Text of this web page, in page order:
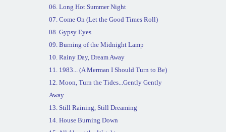
06. Long Hot Summer Night
07. Come On (Let the Good Times Roll)
08. Gypsy Eyes
09. Burning of the Midnight Lamp
10. Rainy Day, Dream Away
11. 1983... (A Merman I Should Turn to Be)
12. Moon, Turn the Tides...Gently Gently
Away
13. Still Raining, Still Dreaming
14. House Burning Down